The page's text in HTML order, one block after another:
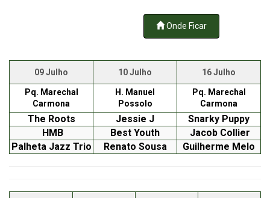
Onde Ficar
09 Julho 10 Julho 16 Julho
Pq. Marechal
Carmona
H. Manuel
Possolo
Pq. Marechal
Carmona
The Roots Jessie J
Snarky Puppy
HMB
Best Youth Jacob Collier
Palheta Jazz Trio
Renato Sousa Guilherme Melo